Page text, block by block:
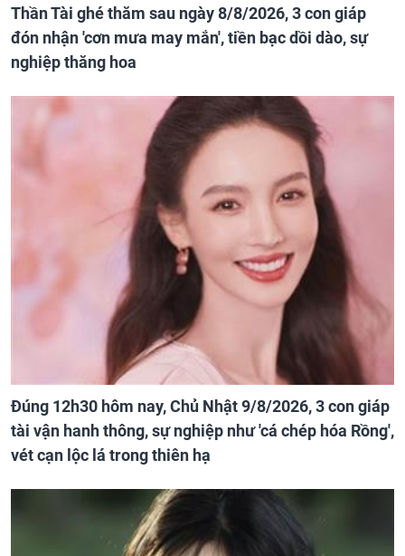
Thần Tài ghé thăm sau ngày 8/8/2026, 3 con giáp
đón nhận 'cơn mưa may mắn', tiền bạc dồi dào, sự
nghiệp thăng hoa
Đúng 12h30 hôm nay, Chủ Nhật 9/8/2026, 3 con giáp
tài vận hanh thông, sự nghiệp như 'cá chép hóa Rồng',
vét cạn lộc lá trong thiên hạ